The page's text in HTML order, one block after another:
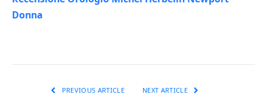
Donna
PREVIOUS ARTICLE NEXT ARTICLE